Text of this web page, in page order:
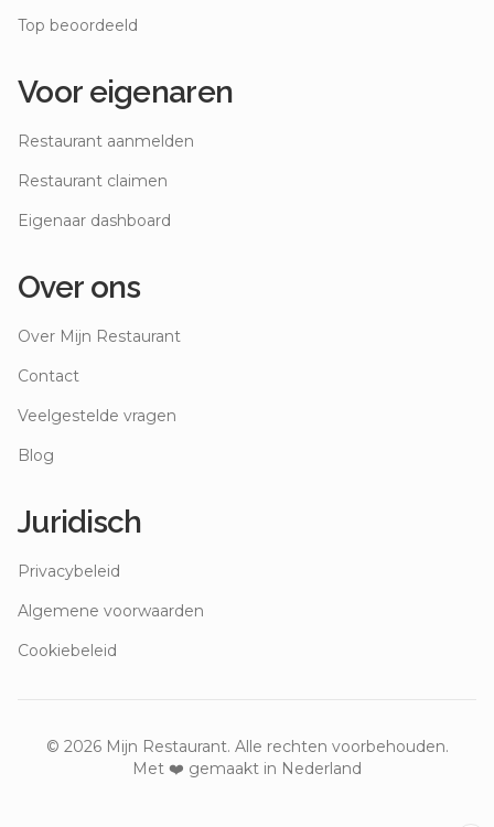
Top beoordeeld
Voor eigenaren
Restaurant aanmelden
Restaurant claimen
Eigenaar dashboard
Over ons
Over Mijn Restaurant
Contact
Veelgestelde vragen
Blog
Juridisch
Privacybeleid
Algemene voorwaarden
Cookiebeleid
© 2026Mijn Restaurant. Alle rechten voorbehouden.
Met ❤️ gemaakt in Nederland